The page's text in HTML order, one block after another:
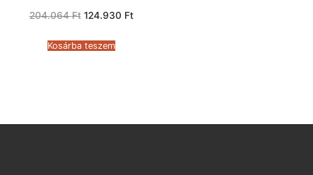
204.064Ft Original
204.064 Ft.
124.930 FtCurrent
Kosárba teszem